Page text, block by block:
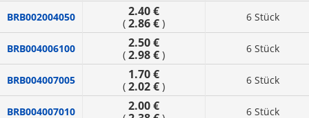
BRB002004050 2.40 €
( 2.86 € ) 6 Stück
BRB004006100 2.50 €
( 2.98 € ) 6 Stück
BRB004007005 1.70 €
( 2.02 € ) 6 Stück
BRB004007010 2.00 € 6 Stück